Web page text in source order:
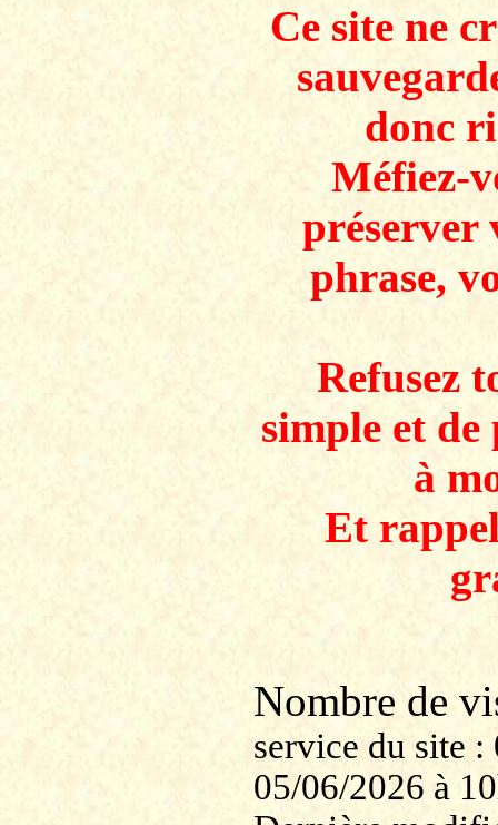
Ce site ne
donc
Méfiez-
préserver
phrase,
Refusez
simple et
à
Et
Nombre de
service du site
05/06/2026 à